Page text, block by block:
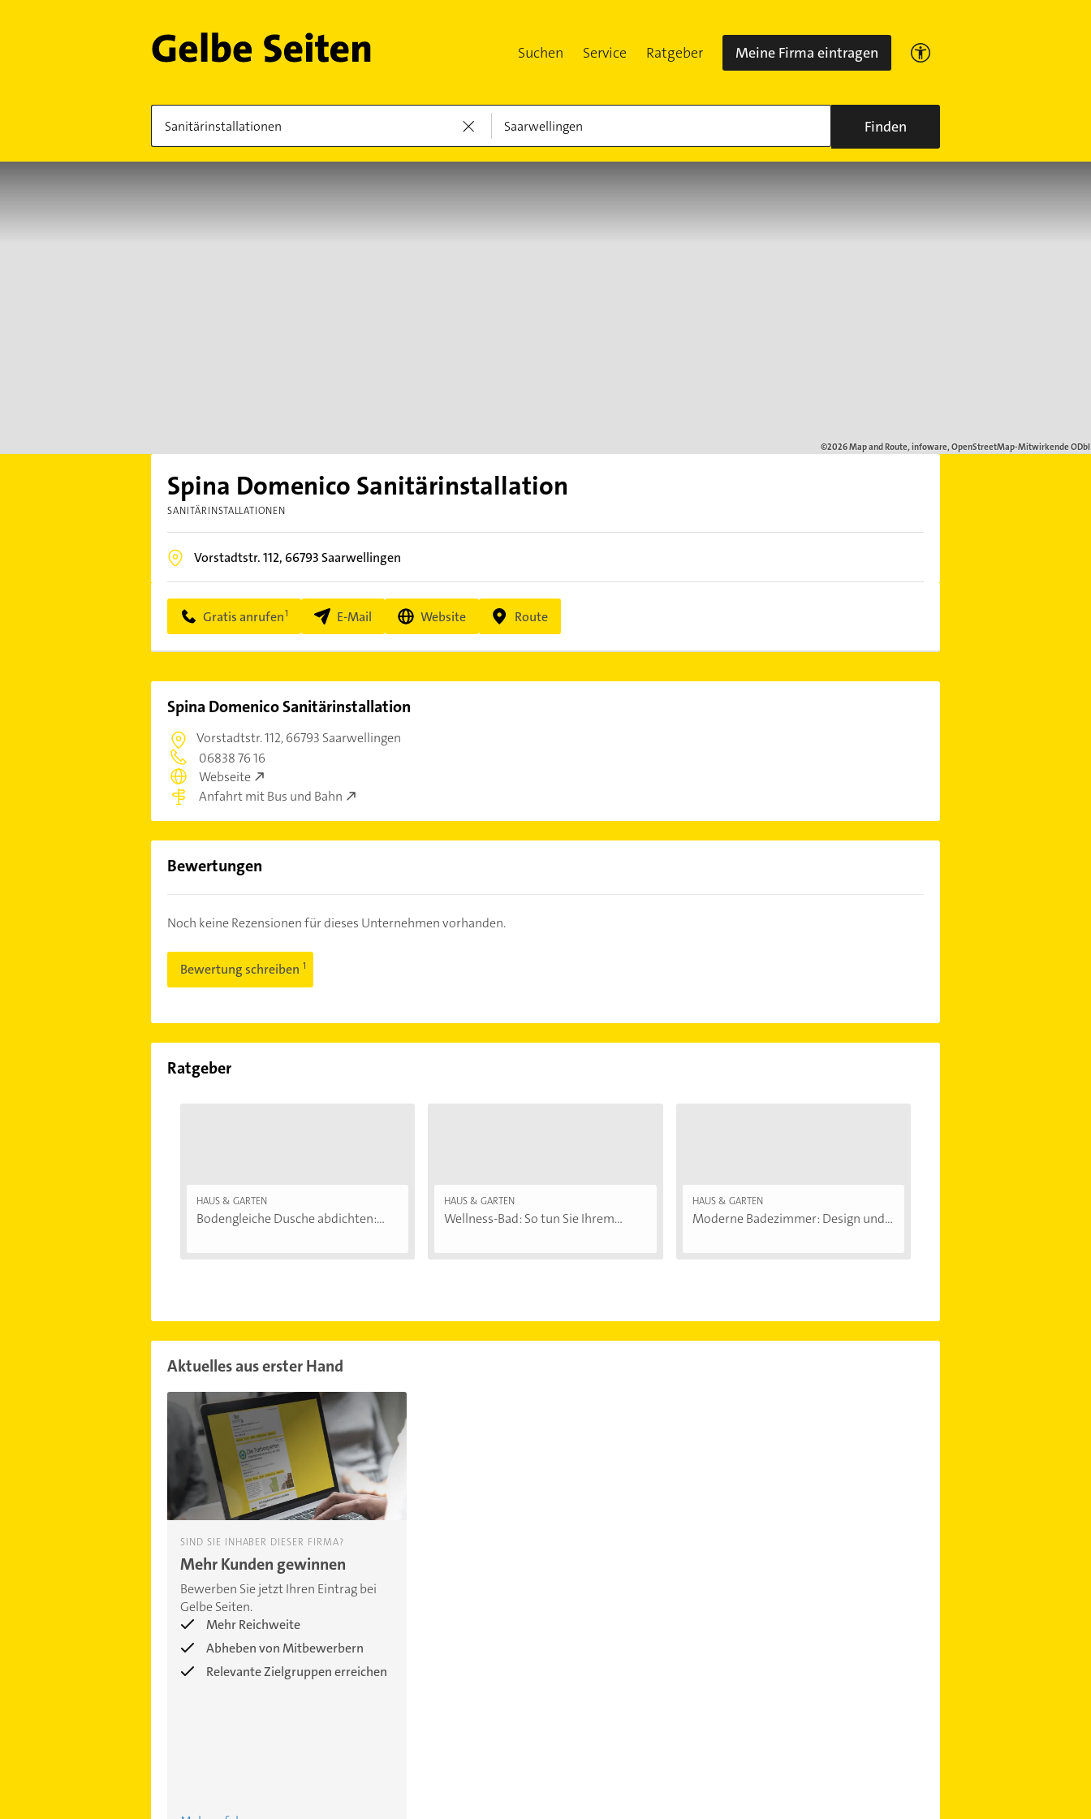
Suchen Service Ratgeber Meine Firma eintragen
Finden
Spina Domenico Sanitärinstallation
SANITÄRINSTALLATIONEN
Vorstadtstr. 112, 66793 Saarwellingen
Gratis anrufen E-Mail Website Route
Spina Domenico Sanitärinstallation
Vorstadtstr. 112,66793 Saarwellingen
06838 76 16
Webseite
Anfahrt mit Bus und Bahn
Bewertungen
Noch keine Rezensionen für dieses Unternehmen vorhanden.
Bewertung schreiben
Ratgeber
HAUS & GARTEN
Bodengleiche Dusche abdichten:...
HAUS & GARTEN
Wellness-Bad: So tun Sie Ihrem...
HAUS & GARTEN
Moderne Badezimmer: Design und...
Aktuelles aus erster Hand
SIND SIE INHABER DIESER FIRMA?
Mehr Kunden gewinnen
Bewerben Sie jetzt Ihren Eintrag bei
Gelbe Seiten.
Mehr Reichweite
Abheben von Mitbewerbern
Relevante Zielgruppen erreichen